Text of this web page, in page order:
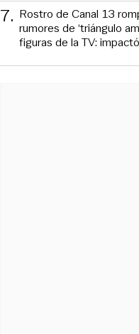
7. Rostro de Canal 13
rumores de ‘triángulo
figuras de la TV: